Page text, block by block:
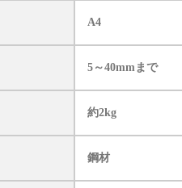
A4
5～40mmまで
約2kg
鋼材